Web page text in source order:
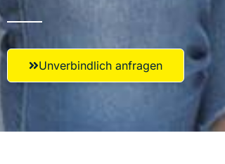
Unverbindlich anfragen